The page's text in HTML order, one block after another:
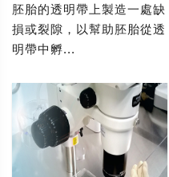
胚胎的透明帶上製造一處缺
損或裂隙，以幫助胚胎從透
明帶中孵...